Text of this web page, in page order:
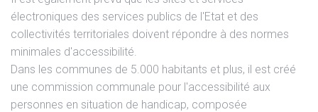
électroniques des services publics de l'Etat et des
collectivités territoriales doivent répondre à des normes
minimales d'accessibilité.
Dans les communes de 5.000 habitants et plus, il est créé
une commission communale pour l'accessibilité aux
personnes en situation de handicap, composée